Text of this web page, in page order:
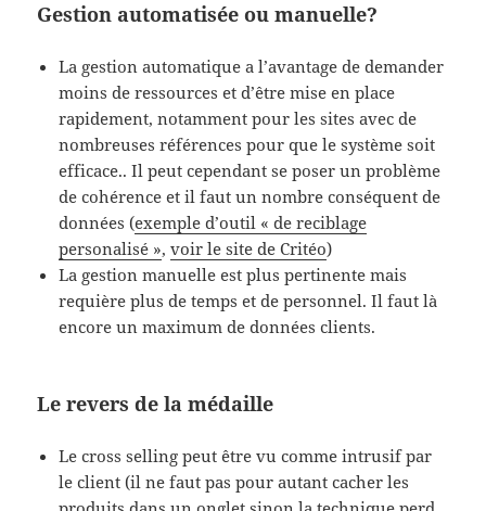
Gestion automatisée ou manuelle?
La gestion automatique a l’avantage de demander
moins de ressources et d’être mise en place
rapidement, notamment pour les sites avec de
nombreuses références pour que le système soit
efficace.. Il peut cependant se poser un problème
de cohérence et il faut un nombre conséquent de
données (exemple d’outil « de reciblage
personalisé »,voir le site de Critéo)
La gestion manuelle est plus pertinente mais
requière plus de temps et de personnel. Il faut là
encore un maximum de données clients.
Le revers de la médaille
Le cross selling peut être vu comme intrusif par
le client (il ne faut pas pour autant cacher les